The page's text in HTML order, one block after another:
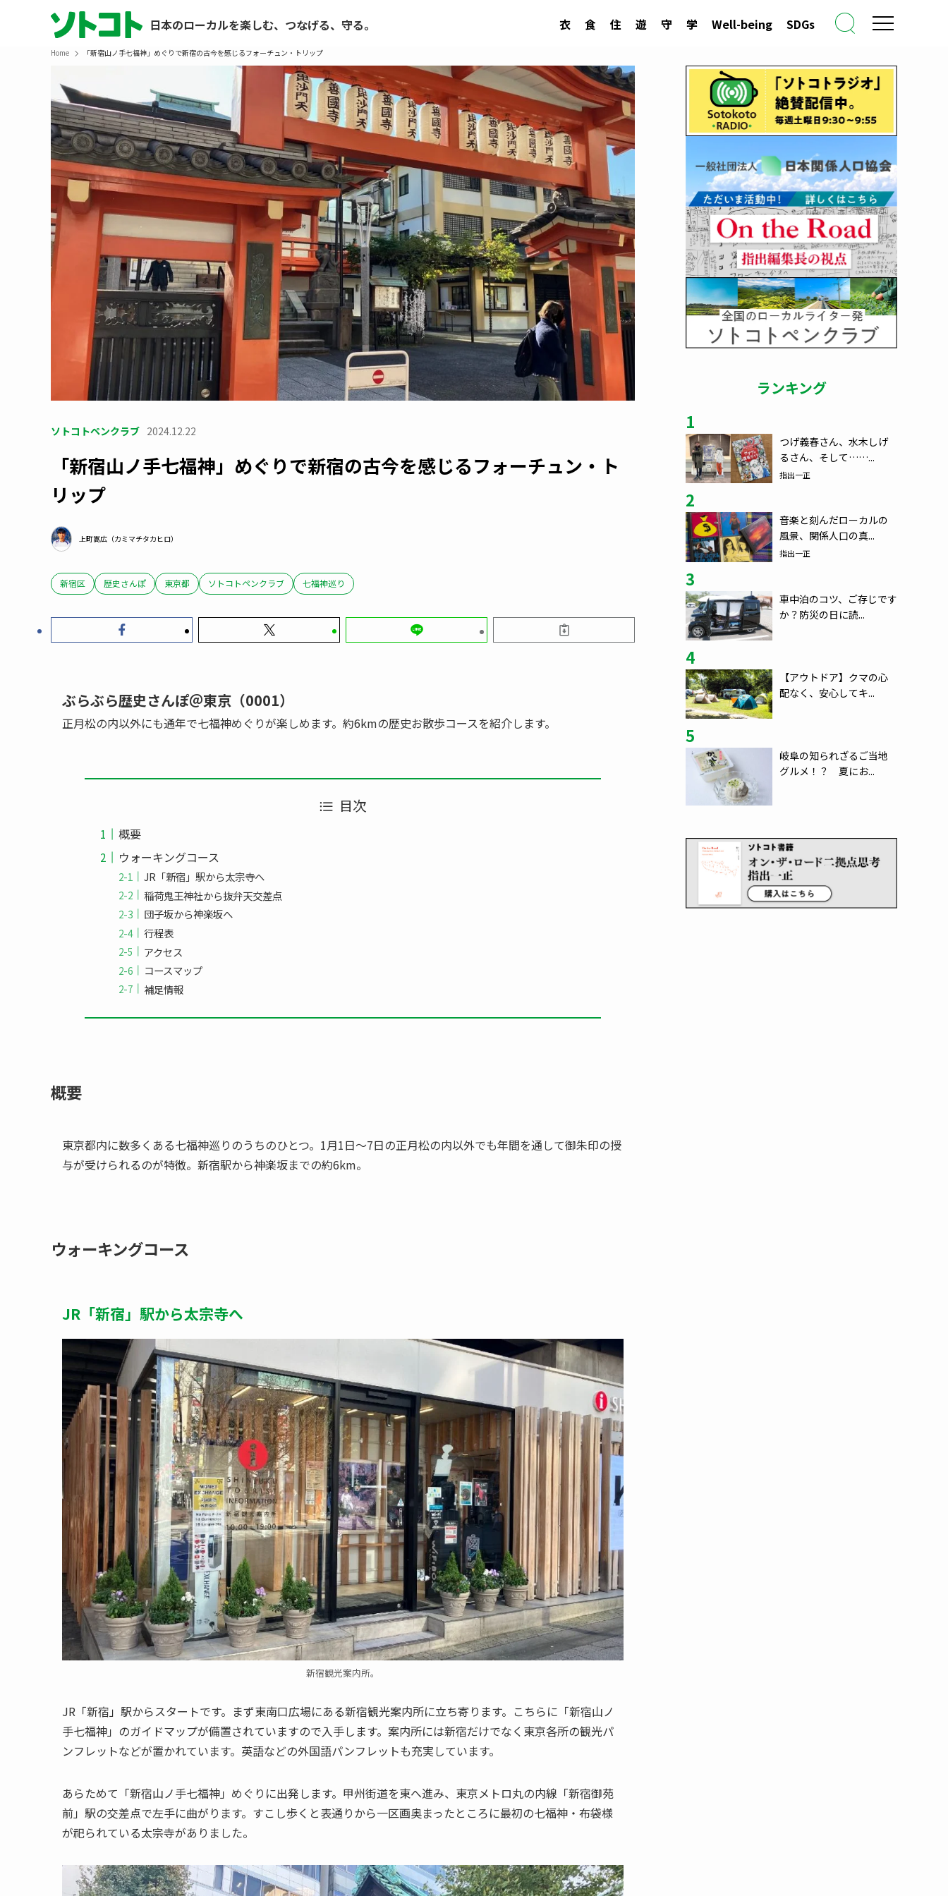
日本のローカルを楽しむ、つなげる、守る。 衣 食 住 遊 守 学 Well-being SDGs
Home 「新宿山ノ手七福神」めぐりで新宿の古今を感じるフォーチュン・トリップ
ソトコトペンクラブ 2024.12.22
「新宿山ノ手七福神」めぐりで新宿の古今を感じるフォーチュン・ト
リップ
上町嵩広（カミマチタカヒロ）
新宿区 歴史さんぽ 東京都 ソトコトペンクラブ 七福神巡り
ぶらぶら歴史さんぽ＠東京（0001）
正月松の内以外にも通年で七福神めぐりが楽しめます。約6kmの歴史お散歩コースを紹介します。
目次
概要
ウォーキングコース
JR「新宿」駅から太宗寺へ
稲荷鬼王神社から抜弁天交差点
団子坂から神楽坂へ
行程表
アクセス
コースマップ
補足情報
概要
東京都内に数多くある七福神巡りのうちのひとつ。1月1日～7日の正月松の内以外でも年間を通して御朱印の授
与が受けられるのが特徴。新宿駅から神楽坂までの約6km。
ウォーキングコース
JR「新宿」駅から太宗寺へ
新宿観光案内所。
JR「新宿」駅からスタートです。まず東南口広場にある新宿観光案内所に立ち寄ります。こちらに「新宿山ノ
手七福神」のガイドマップが備置されていますので入手します。案内所には新宿だけでなく東京各所の観光パ
ンフレットなどが置かれています。英語などの外国語パンフレットも充実しています。
あらためて「新宿山ノ手七福神」めぐりに出発します。甲州街道を東へ進み、東京メトロ丸の内線「新宿御苑
前」駅の交差点で左手に曲がります。すこし歩くと表通りから一区画奥まったところに最初の七福神・布袋様
が祀られている太宗寺がありました。
ランキング
1
つげ義春さん、水木しげ
るさん、そして……...
指出一正
2
音楽と刻んだローカルの
風景、関係人口の真...
指出一正
3
車中泊のコツ、ご存じです
か？防災の日に読...
4
【アウトドア】クマの心
配なく、安心してキ...
5
岐阜の知られざるご当地
グルメ！？ 夏にお...